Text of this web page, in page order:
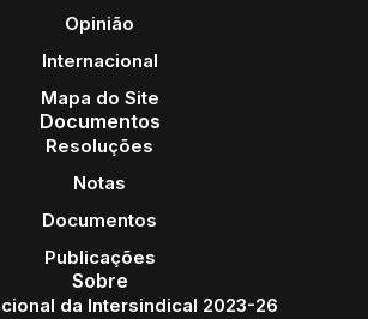
Opinião
Internacional
Mapa do Site
Documentos
Resoluções
Notas
Documentos
Publicações
Sobre
da Intersindical 2023-26